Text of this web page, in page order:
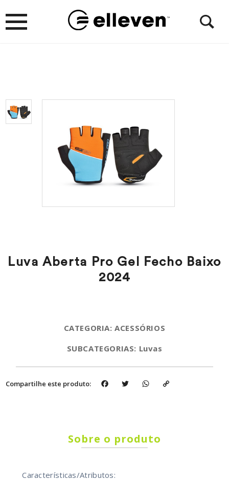
Luva Aberta Pro Gel Fecho Baixo
2024
CATEGORIA: ACESSÓRIOS
SUBCATEGORIAS: Luvas
Compartilhe este produto: FacebookTwitter WhatsApp
Sobre o produto
Características/Atributos: